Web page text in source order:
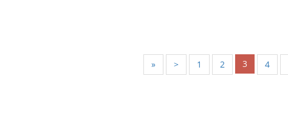
« < 1 2 3 4